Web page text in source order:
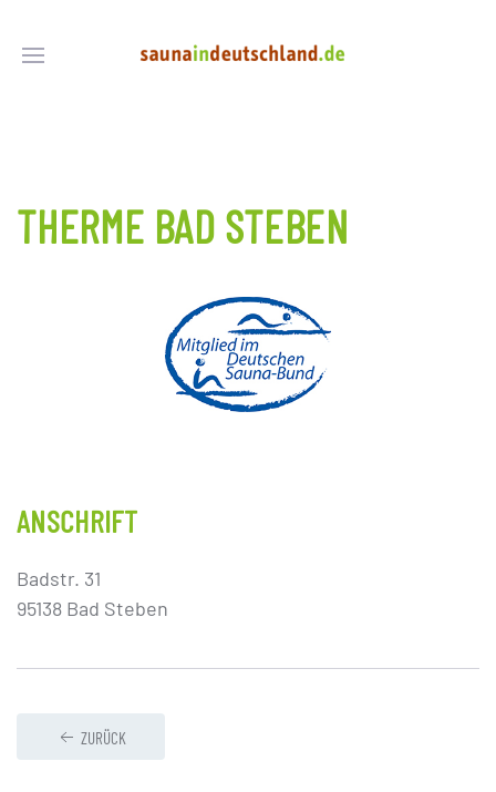
THERME BAD STEBEN
ANSCHRIFT
Badstr. 31
95138 Bad Steben
ZURÜCK